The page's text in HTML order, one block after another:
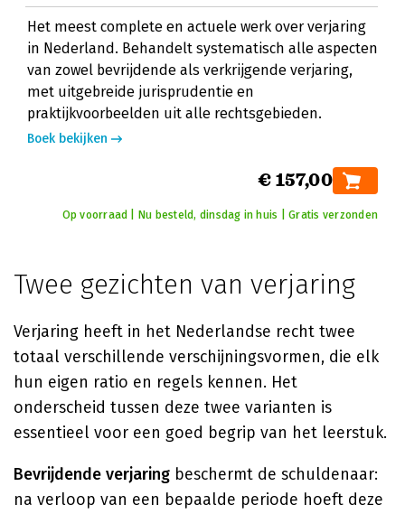
Het meest complete en actuele werk over verjaring
in Nederland. Behandelt systematisch alle aspecten
van zowel bevrijdende als verkrijgende verjaring,
met uitgebreide jurisprudentie en
praktijkvoorbeelden uit alle rechtsgebieden.
Boek bekijken
€ 157,00
Op voorraad | Nu besteld, dinsdag in huis | Gratis verzonden
Twee gezichten van verjaring
Verjaring heeft in het Nederlandse recht twee
totaal verschillende verschijningsvormen, die elk
hun eigen ratio en regels kennen. Het
onderscheid tussen deze twee varianten is
essentieel voor een goed begrip van het leerstuk.
Bevrijdende verjaring beschermt de schuldenaar:
na verloop van een bepaalde periode hoeft deze